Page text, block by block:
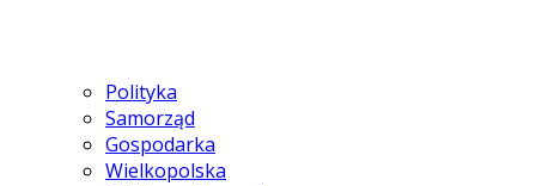
Polityka
Samorząd
Gospodarka
Wielkopolska